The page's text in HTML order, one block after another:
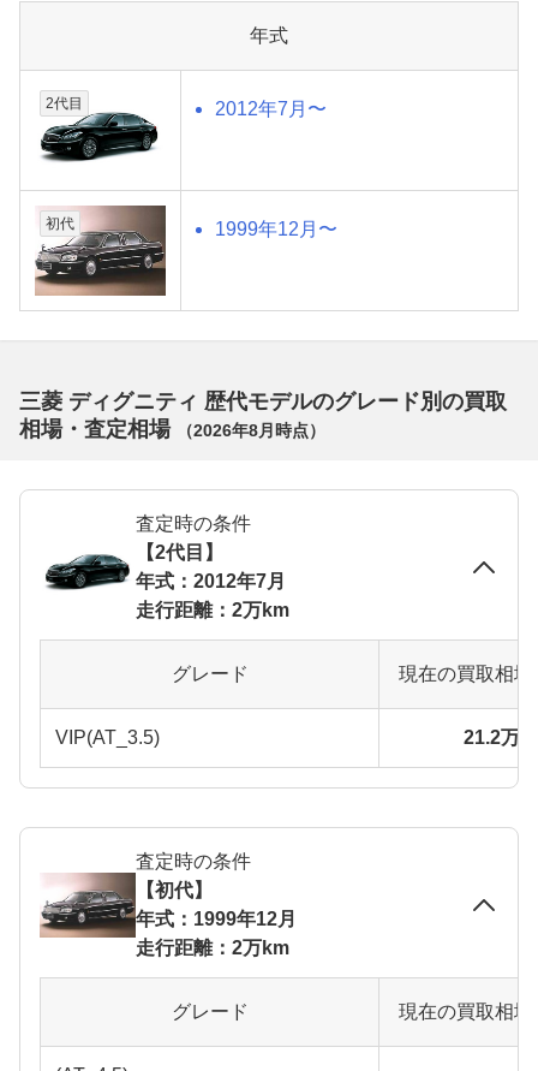
年式
2代目 2012年7月〜
初代 1999年12月〜
三菱 ディグニティ 歴代モデルのグレード別の買取
相場・査定相場
（2026年8月 時点）
査定時の条件
【2代目】
年式：2012年7月
走行距離：2万km
グレード 現在の買取相
VIP(AT_3.5) 21.2万
査定時の条件
【初代】
年式：1999年12月
走行距離：2万km
グレード 現在の買取相